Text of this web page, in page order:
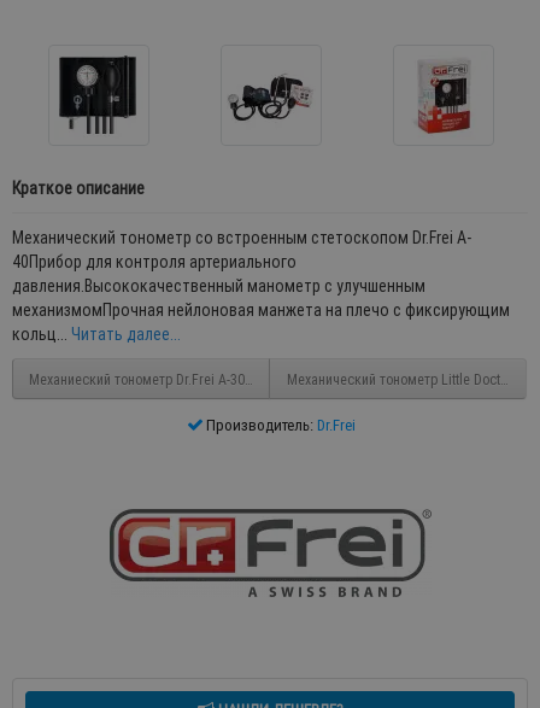
Краткое описание
Механический тонометр со встроенным стетоскопом Dr.Frei A-
40Прибор для контроля артериального
давления.Высококачественный манометр с улучшенным
механизмомПрочная нейлоновая манжета на плечо с фиксирующим
кольц... Читать далее...
Механиеский тонометр Dr.Frei A-30 PremiumМеханический тонометр Little Doctor
Производитель: Dr.Frei